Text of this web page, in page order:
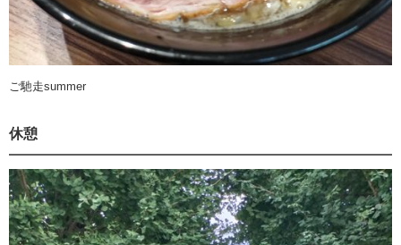
ご馳走summer
休憩